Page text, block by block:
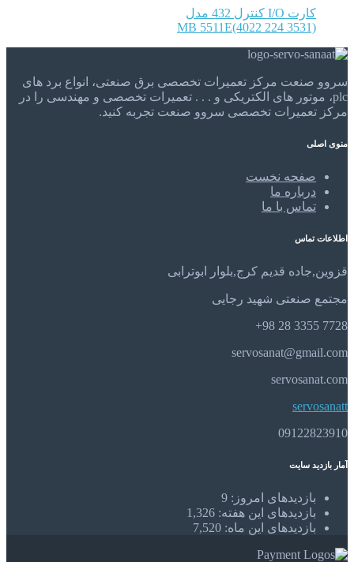
کارت I/O کنترل 432 مدل
MB 5511E(4022 224 3531)
سروو صنعت مرکز تعمیرات تخصصی برق صنعتی، انواع برد های
plc، موتور های الکتریکی و . . . تعمیرات تخصصی و مهندسی را در
مرکز تعمیرات تخصصی سروو صنعت تجربه کنید.
منوی اصلی
صفحه نخست
درباره ما
تماس با ما
اطلاعات تماس
قزوین,جاده قدیم کرج,بلوار ابوترابی
مجتمع صنعتی شهید رجایی
7728 3355 28 98+
servosanat@gmail.com
servosanat.com
servosanatt
09122823910
آمار بازدید سایت
بازدیدهای امروز: 9
بازدیدهای این هفته: 1,326
بازدیدهای این ماه: 7,520